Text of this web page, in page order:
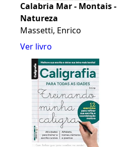
Calabria Mar - Montais -
Natureza
Massetti, Enrico
Ver livro